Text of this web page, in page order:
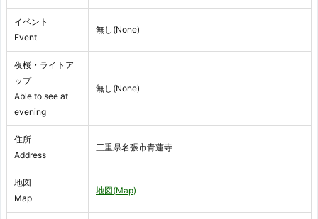
イベント
Event
無し(None)
夜桜・ライトア
ップ
Able to see at
evening
無し(None)
住所
Address
三重県名張市青蓮寺
地図
Map
地図(Map)